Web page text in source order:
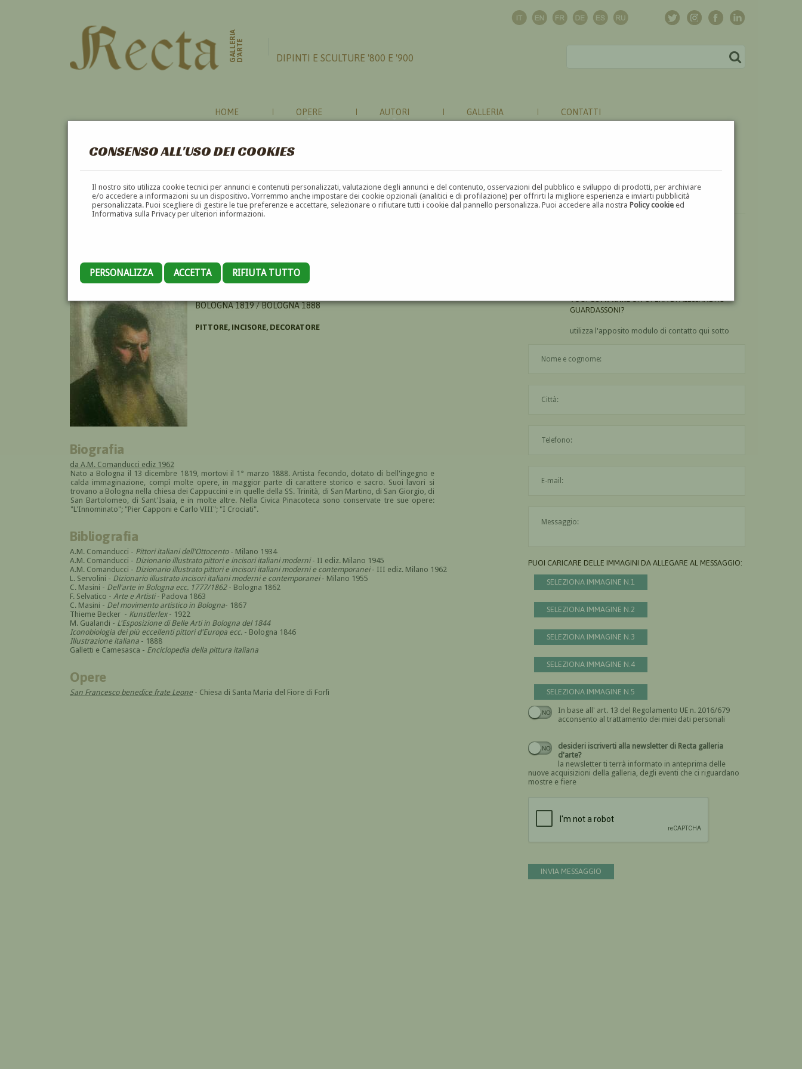
CONSENSO ALL'USO DEI COOKIES
Il nostro sito utilizza cookie tecnici per annunci e contenuti personalizzati, valutazione degli annunci e del contenuto, osservazioni del pubblico e sviluppo di prodotti, per archiviare
e/o accedere a informazioni su un dispositivo. Vorremmo anche impostare dei cookie opzionali (analitici e di profilazione) per offrirti la migliore esperienza e inviarti pubblicità
personalizzata. Puoi scegliere di gestire le tue preferenze e accettare, selezionare o rifiutare tutti i cookie dal pannello personalizza. Puoi accedere alla nostraPolicy cookie ed
Informativa sulla Privacy per ulteriori informazioni.
PERSONALIZZA ACCETTA RIFIUTA TUTTO
GALLERIAD'ARTE DIPINTI E SCULTURE '800 E '900
HOME OPERE AUTORI GALLERIA CONTATTI
ALESSANDRO GUARDASSONI
BOLOGNA 1819 / BOLOGNA 1888
PITTORE, INCISORE, DECORATORE
Biografia
da A.M. Comanducci ediz 1962
Nato a Bologna il 13 dicembre 1819, mortovi il 1° marzo 1888. Artista fecondo, dotato di bell'ingegno e
calda immaginazione, compì molte opere, in maggior parte di carattere storico e sacro. Suoi lavori si
trovano a Bologna nella chiesa dei Cappuccini e in quelle della SS. Trinità, di San Martino, di San Giorgio, di
San Bartolomeo, di Sant'Isaia, e in molte altre. Nella Civica Pinacoteca sono conservate tre sue opere:
"L'Innominato"; "Pier Capponi e Carlo VIII"; "I Crociati".
Bibliografia
A.M. Comanducci - Pittori italiani dell'Ottocento- Milano 1934
A.M. Comanducci - Dizionario illustrato pittori e incisori italiani moderni- II ediz. Milano 1945
A.M. Comanducci - Dizionario illustrato pittori e incisori italiani moderni e contemporanei- III ediz. Milano 1962
L. Servolini - Dizionario illustrato incisori italiani moderni e contemporanei- Milano 1955
C. Masini - Dell'arte in Bologna ecc. 1777/1862- Bologna 1862
F. Selvatico - Arte e Artisti- Padova 1863
C. Masini - Del movimento artistico in Bologna- 1867
Thieme Becker - Kunstlerlex- 1922
M. Gualandi - L'Esposizione di Belle Arti in Bologna del 1844
Iconobiologia dei più eccellenti pittori d'Europa ecc. - Bologna 1846
Illustrazione italiana - 1888
Galletti e Camesasca - Enciclopedia della pittura italiana
Opere
San Francesco benedice frate Leone - Chiesa di Santa Maria del Fiore di Forlì
VUOICOMPRAREUN'OPERA DI ALESSANDRO
GUARDASSONI?
utilizza l'apposito modulo di contatto qui sotto
PUOI CARICARE DELLE IMMAGINI DA ALLEGARE AL MESSAGGIO:
SELEZIONA IMMAGINE N.1
SELEZIONA IMMAGINE N.2
SELEZIONA IMMAGINE N.3
SELEZIONA IMMAGINE N.4
SELEZIONA IMMAGINE N.5
In base all' art. 13 del Regolamento UE n. 2016/679
acconsento al trattamento dei miei dati personali
Devi dare il consenso
desideri iscriverti alla newsletter di Recta galleria
d'arte?
la newsletter ti terrà informato in anteprima delle
nuove acquisizioni della galleria, degli eventi che ci riguardano
mostre e fiere
INVIA MESSAGGIO